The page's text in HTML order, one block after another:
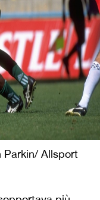
Parkin/ Allsport